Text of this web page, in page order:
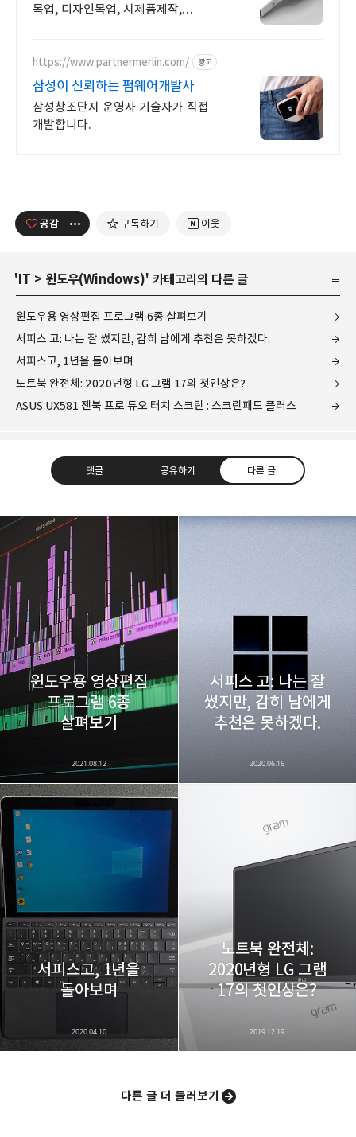
목업, 디자인목업, 시제품제작,
https://www.partnermerlin.com/ 광고
삼성이 신뢰하는 펌웨어개발사
삼성창조단지 운영사 기술자가 직접
개발합니다.
공감 구독하기 이웃
' IT > 윈도우(Windows)' 카테고리의 다른 글
윈도우용 영상편집 프로그램 6종 살펴보기
서피스 고: 나는 잘 썼지만, 감히 남에게 추천은 못하겠다.
서피스고, 1년을 돌아보며
노트북 완전체: 2020년형 LG 그램 17의 첫인상은?
ASUS UX581 젠북 프로 듀오 터치 스크린 : 스크린패드 플러스
댓글 공유하기 다른 글
레이니아
다방면의 깊은 관심과 얕은 이해도를 갖춘 보편적
비주류이자 진화하는 영원한 주변인.
구독하기
구독하기 카카오톡
카카오스토리 밴드 네이버 블로그
윈도우용 영상편집
프로그램 6종
살펴보기
2021.08.12
서피스 고: 나는 잘
썼지만, 감히 남에게
추천은 못하겠다.
2020.06.16
서피스고, 1년을
돌아보며
2020.04.10
노트북 완전체:
2020년형 LG 그램
17의 첫인상은?
2019.12.19
다른 글 더 둘러보기